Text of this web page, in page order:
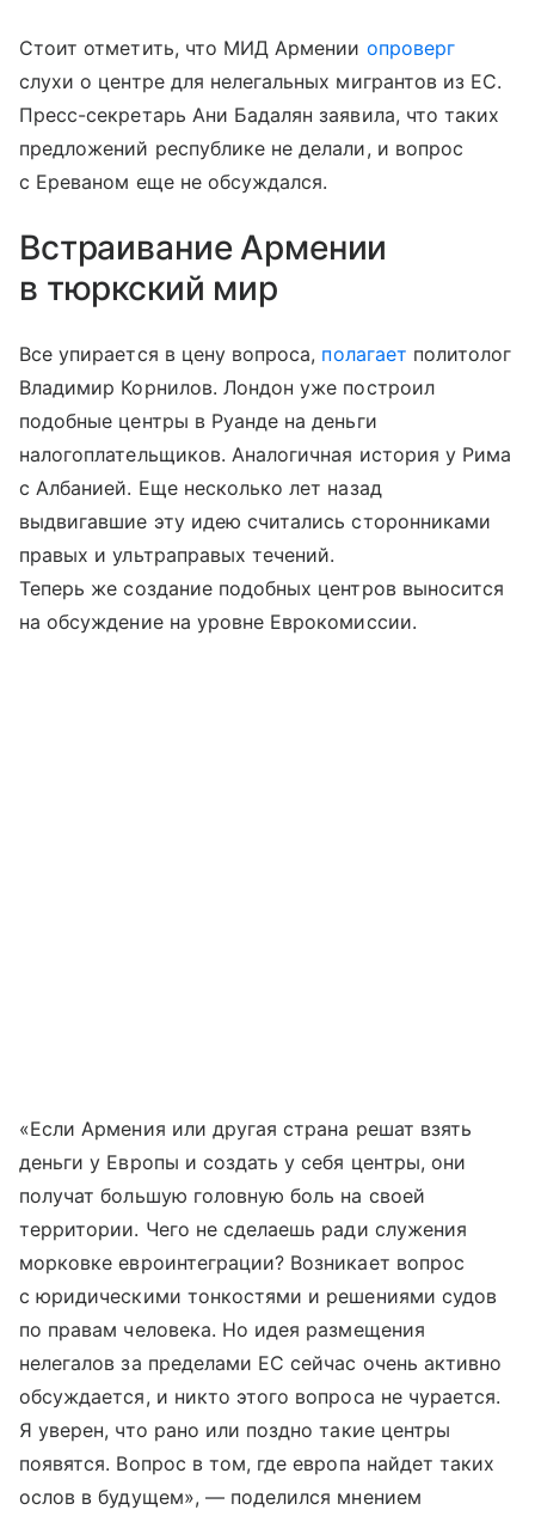
Стоит отметить, что МИД Армении опроверг
слухи о центре для нелегальных мигрантов из ЕС.
Пресс-секретарь Ани Бадалян заявила, что таких
предложений республике не делали, и вопрос
с Ереваном еще не обсуждался.
Встраивание Армении
в тюркский мир
Все упирается в цену вопроса, полагает политолог
Владимир Корнилов. Лондон уже построил
подобные центры в Руанде на деньги
налогоплательщиков. Аналогичная история у Рима
с Албанией. Еще несколько лет назад
выдвигавшие эту идею считались сторонниками
правых и ультраправых течений.
Теперь же создание подобных центров выносится
на обсуждение на уровне Еврокомиссии.
«Если Армения или другая страна решат взять
деньги у Европы и создать у себя центры, они
получат большую головную боль на своей
территории. Чего не сделаешь ради служения
морковке евроинтеграции? Возникает вопрос
с юридическими тонкостями и решениями судов
по правам человека. Но идея размещения
нелегалов за пределами ЕС сейчас очень активно
обсуждается, и никто этого вопроса не чурается.
Я уверен, что рано или поздно такие центры
появятся. Вопрос в том, где европа найдет таких
ослов в будущем», — поделился мнением